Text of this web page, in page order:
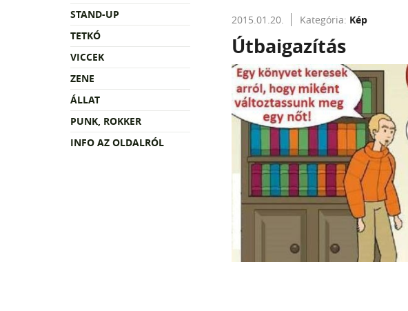
STAND-UP
TETKÓ
VICCEK
ZENE
ÁLLAT
PUNK, ROKKER
INFO AZ OLDALRÓL
2015.01.20. Kategória: Kép
Útbaigazítás